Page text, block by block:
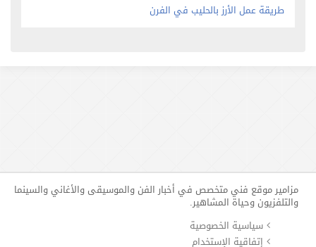
طريقة عمل الأرز بالحليب في الفرن
مزامير موقع فني متخصص في أخبار الفن والموسيقى والأغاني والسينما
والتلفزيون وحياة المشاهير.
سياسية الخصوصية
إتفاقية الإستخدام